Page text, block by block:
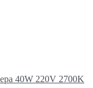
40W 220V 2700K